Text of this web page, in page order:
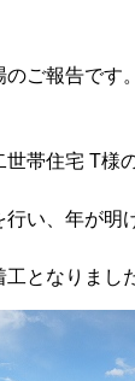
ご報告です。
帯住宅 T様の
い、年が明
となりまし